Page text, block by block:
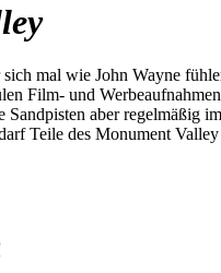
mal wie John Wayne
Film- und
Sandpisten aber regelmäßig
Teile des Monument